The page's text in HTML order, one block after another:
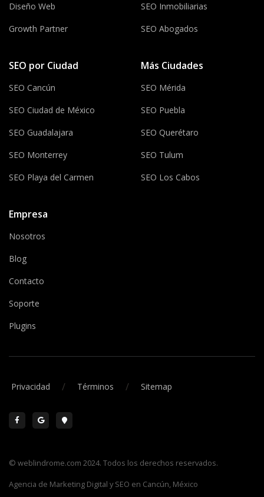
Diseño Web
Growth Partner
SEO Inmobiliarias
SEO Abogados
SEO por Ciudad
SEO Cancún
SEO Ciudad de México
SEO Guadalajara
SEO Monterrey
SEO Playa del Carmen
Más Ciudades
SEO Mérida
SEO Puebla
SEO Querétaro
SEO Tulum
SEO Los Cabos
Empresa
Nosotros
Blog
Contacto
Soporte
Plugins
Privacidad / Términos / Sitemap
© weblindrome.com 2024. Todos los derechos reservados.
Agencia de Marketing Digital y SEO en Cancún, México